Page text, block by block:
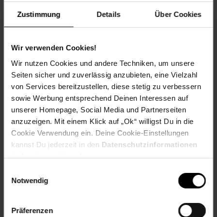
Zustimmung Details Über Cookies
Wir verwenden Cookies!
Wir nutzen Cookies und andere Techniken, um unsere
Seiten sicher und zuverlässig anzubieten, eine Vielzahl
von Services bereitzustellen, diese stetig zu verbessern
sowie Werbung entsprechend Deinen Interessen auf
unserer Homepage, Social Media und Partnerseiten
anzuzeigen. Mit einem Klick auf „Ok“ willigst Du in die
Cookie Verwendung ein. Deine Cookie-Einstellungen
kannst Du jederzeit in den Datenschutzinformationen
ändern bzw. widerrufen.
Notwendig
Präferenzen
Lattenrost: Natur, matt
26,5 kg
Material
Dachgestell: Massivholz
Bettkasten und Umrandung: Spanplatte, 18 mm,
melaminharzbeschichtet
______________________________________________________
Lieferumfang
• 1 Kinderbett inkl. Montagematerial und -anleitung